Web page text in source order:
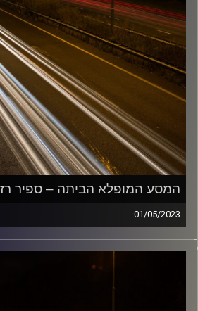
המסע המופלא הביתה – ספיר
01/05/2023
מוזיקה שתלווה אותנו אחרי יום עבודה
הביתה בשלום עם ספיר רזניק
קרדיט תמונות: